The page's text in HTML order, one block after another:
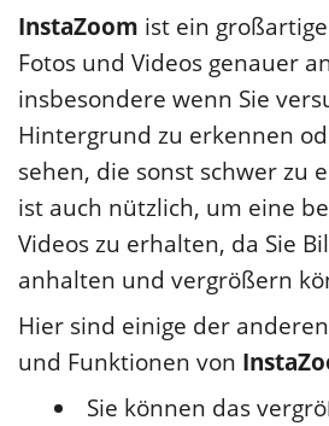
InstaZoom ist ein
Fotos und Videos genauer
insbesondere wenn Sie
Hintergrund zu erkennen
sehen, die sonst schwer zu
ist auch nützlich, um eine
Videos zu erhalten, da Sie
anhalten und vergrößern
Hier sind einige der
und Funktionen von
Sie können das